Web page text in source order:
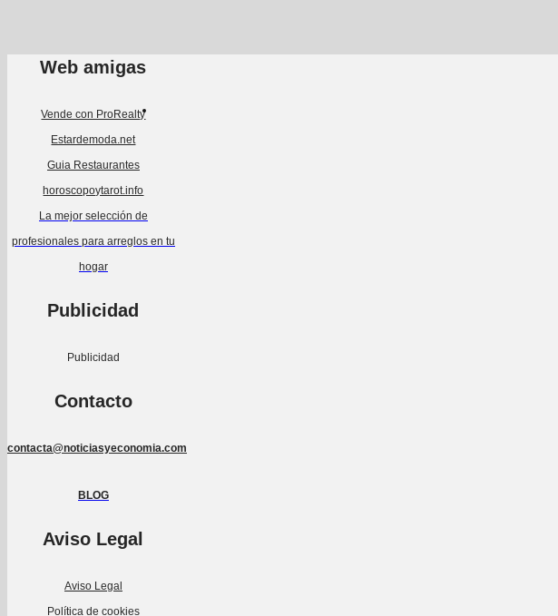
Web amigas
Vende con ProRealty
Estardemoda.net
Guia Restaurantes
horoscopoytarot.info
La mejor selección de
profesionales para arreglos en tu
hogar
Publicidad
Publicidad
Contacto
contacta@noticiasyeconomia.com
BLOG
Aviso Legal
Aviso Legal
Política de cookies